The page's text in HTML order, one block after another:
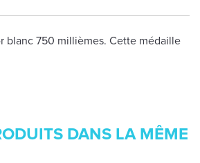
blanc 750 millièmes. Cette médaille
DANS LA MÊME